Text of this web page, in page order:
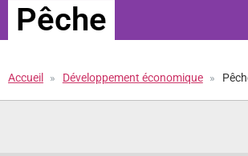
Pêche
Accueil Développement économique